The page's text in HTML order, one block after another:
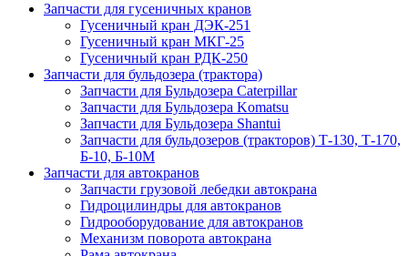
Запчасти для гусеничных кранов
Гусеничный кран ДЭК-251
Гусеничный кран МКГ-25
Гусеничный кран РДК-250
Запчасти для бульдозера (трактора)
Запчасти для Бульдозера Caterpillar
Запчасти для Бульдозера Komatsu
Запчасти для Бульдозера Shantui
Запчасти для бульдозеров (тракторов) Т-130, Т-170,
Б-10, Б-10М
Запчасти для автокранов
Запчасти грузовой лебедки автокрана
Гидроцилиндры для автокранов
Гидрооборудование для автокранов
Механизм поворота автокрана